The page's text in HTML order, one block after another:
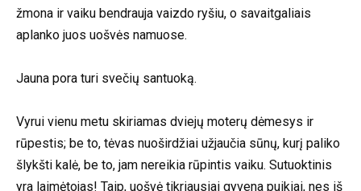
žmona ir vaiku bendrauja vaizdo ryšiu, o savaitgaliais
aplanko juos uošvės namuose.
Jauna pora turi svečių santuoką.
Vyrui vienu metu skiriamas dviejų moterų dėmesys ir
rūpestis; be to, tėvas nuoširdžiai užjaučia sūnų, kurį paliko
šlykšti kalė, be to, jam nereikia rūpintis vaiku. Sutuoktinis
yra laimėtojas! Taip, uošvė tikriausiai gyvena puikiai, nes iš